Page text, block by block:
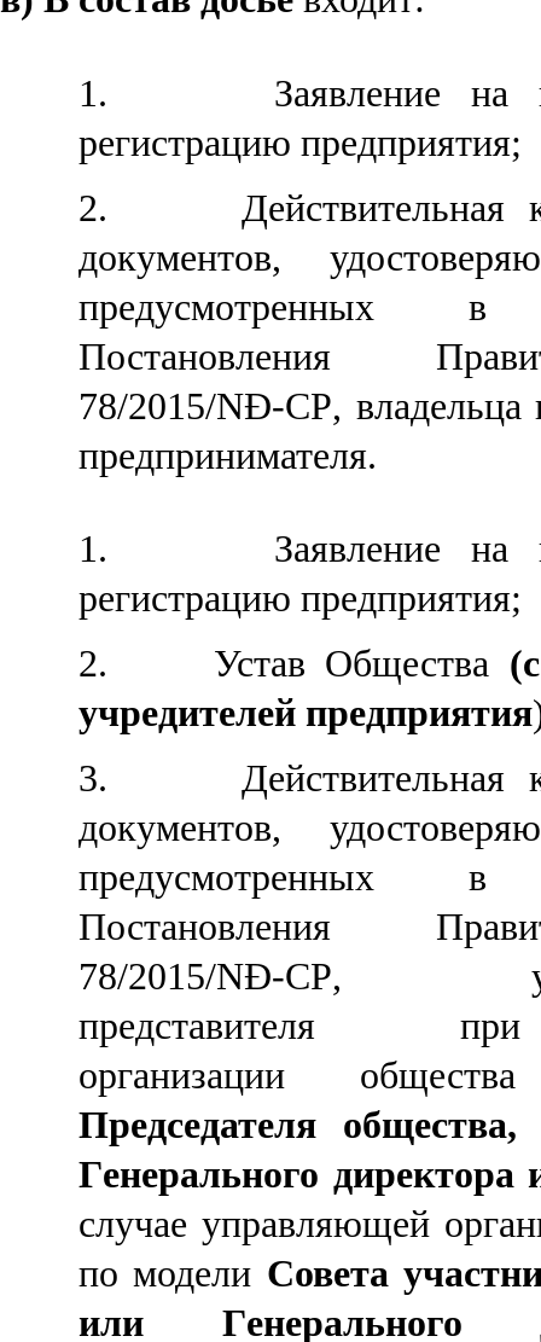
1.
Заявление на
регистрацию предприятия;
2.
документов,
предусмотренных
Постановления
78/2015/NĐ-CP, владельца
предпринимателя.
1.
Заявление на
регистрацию предприятия;
2.
Устав Общества
учредителей предприятия
3.
Действительная
документов,
предусмотренных
Постановления
78/2015/NĐ-CP,
представителя
организации общества
Председателя общества,
Генерального директора
случае управляющей
помодели Совета
или Г